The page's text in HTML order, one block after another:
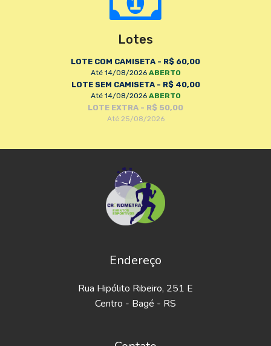
Lotes
LOTE COM CAMISETA - R$ 60,00
Até 14/08/2026ABERTO
LOTE SEM CAMISETA - R$ 40,00
Até 14/08/2026ABERTO
LOTE EXTRA - R$ 50,00
Até 25/08/2026
Endereço
Rua Hipólito Ribeiro, 251 E
Centro - Bagé - RS